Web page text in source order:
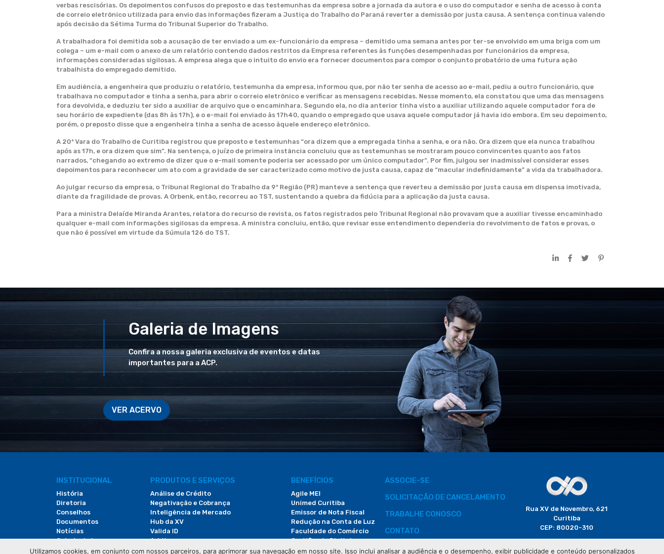
verbas rescisórias. Os depoimentos confusos do preposto e das testemunhas da empresa sobre a jornada da autora e o uso do computador e senha de acesso à conta
de correio eletrônico utilizada para envio das informações fizeram a Justiça do Trabalho do Paraná reverter a demissão por justa causa. A sentença continua valendo
após decisão da Sétima Turma do Tribunal Superior do Trabalho.
A trabalhadora foi demitida sob a acusação de ter enviado a um ex-funcionário da empresa – demitido uma semana antes por ter-se envolvido em uma briga com um
colega – um e-mail com o anexo de um relatório contendo dados restritos da Empresa referentes às funções desempenhadas por funcionários da empresa,
informações consideradas sigilosas. A empresa alega que o intuito do envio era fornecer documentos para compor o conjunto probatório de uma futura ação
trabalhista do empregado demitido.
Em audiência, a engenheira que produziu o relatório, testemunha da empresa, informou que, por não ter senha de acesso ao e-mail, pediu a outro funcionário, que
trabalhava no computador e tinha a senha, para abrir o correio eletrônico e verificar as mensagens recebidas. Nesse momento, ela constatou que uma das mensagens
fora devolvida, e deduziu ter sido a auxiliar de arquivo que o encaminhara. Segundo ela, no dia anterior tinha visto a auxiliar utilizando aquele computador fora de
seu horário de expediente (das 8h às 17h), e o e-mail foi enviado às 17h40, quando o empregado que usava aquele computador já havia ido embora. Em seu depoimento,
porém, o preposto disse que a engenheira tinha a senha de acesso àquele endereço eletrônico.
A 20ª Vara do Trabalho de Curitiba registrou que preposto e testemunhas “ora dizem que a empregada tinha a senha, e ora não. Ora dizem que ela nunca trabalhou
após as 17h, e ora dizem que sim”. Na sentença, o juízo de primeira instância concluiu que as testemunhas se mostraram pouco convincentes quanto aos fatos
narrados, “chegando ao extremo de dizer que o e-mail somente poderia ser acessado por um único computador”. Por fim, julgou ser inadmissível considerar esses
depoimentos para reconhecer um ato com a gravidade de ser caracterizado como motivo de justa causa, capaz de “macular indefinidamente” a vida da trabalhadora.
Ao julgar recurso da empresa, o Tribunal Regional do Trabalho da 9ª Região (PR) manteve a sentença que reverteu a demissão por justa causa em dispensa imotivada,
diante da fragilidade de provas. A Orbenk, então, recorreu ao TST, sustentando a quebra da fidúcia para a aplicação da justa causa.
Para a ministra Delaíde Miranda Arantes, relatora do recurso de revista, os fatos registrados pelo Tribunal Regional não provavam que a auxiliar tivesse encaminhado
qualquer e-mail com informações sigilosas da empresa. A ministra concluiu, então, que revisar esse entendimento dependeria do revolvimento de fatos e provas, o
que não é possível em virtude da Súmula 126 do TST.
Galeria de Imagens
Confira a nossa galeria exclusiva de eventos e datas
importantes para a ACP.
VER ACERVO
INSTITUCIONAL
História
Diretoria
Conselhos
Documentos
Notícias
Galeria de Imagens
Revista do Comércio
PRODUTOS E SERVIÇOS
Análise de Crédito
Negativação e Cobrança
Inteligência de Mercado
Hub da XV
Valida ID
Arbitac
Locação de Espaços
BENEFÍCIOS
Agile MEI
Unimed Curitiba
Emissor de Nota Fiscal
Redução na Conta de Luz
Faculdade do Comércio
Certificado Digital
ASSOCIE-SE
SOLICITAÇÃO DE CANCELAMENTO
TRABALHE CONOSCO
CONTATO
ÁREA DO COLABORADOR
Rua XV de Novembro, 621
Curitiba
CEP: 80020-310
Utilizamos cookies, em conjunto com nossos parceiros, para aprimorar sua navegação em nosso site. Isso inclui analisar a audiência e o desempenho, exibir publicidade e conteúdo personalizados